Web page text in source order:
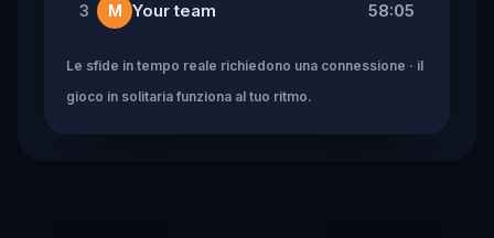
3 M Your team 58:05
Le sfide in tempo reale richiedono una connessione · il
gioco in solitaria funziona al tuo ritmo.